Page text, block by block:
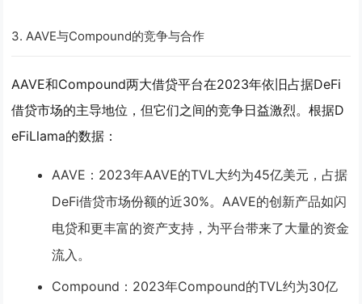
3.AAVE与Compound的竞争与合作
AAVE和Compound两大借贷平台在2023年依旧占据DeFi
借贷市场的主导地位，但它们之间的竞争日益激烈。根据D
eFiLlama的数据：
AAVE ：2023年AAVE的TVL大约为45亿美元，占据
DeFi借贷市场份额的近30%。AAVE的创新产品如闪
电贷和更丰富的资产支持，为平台带来了大量的资金
流入。
Compound ：2023年Compound的TVL约为30亿